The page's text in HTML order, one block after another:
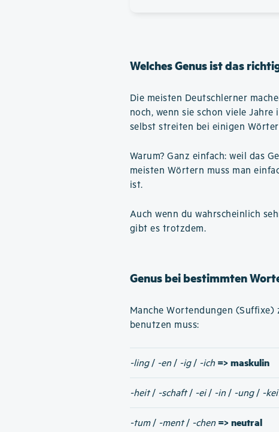
Welches Genus ist das
Die meisten Deutschlerner
noch, wenn sie schon viele
selbst streiten bei einigen
Warum? Ganz einfach: weil das
meisten Wörtern muss man
ist.
Auch wenn du wahrscheinlich
gibt es trotzdem.
Genus bei bestimmten
Manche Wortendungen
benutzen muss:
-ling/ -en/ -ig/ -ich => maskulin
-heit/ -schaft/ -ei/ -in/ -ung/ -
-tum/ -ment/ -chen => neutral